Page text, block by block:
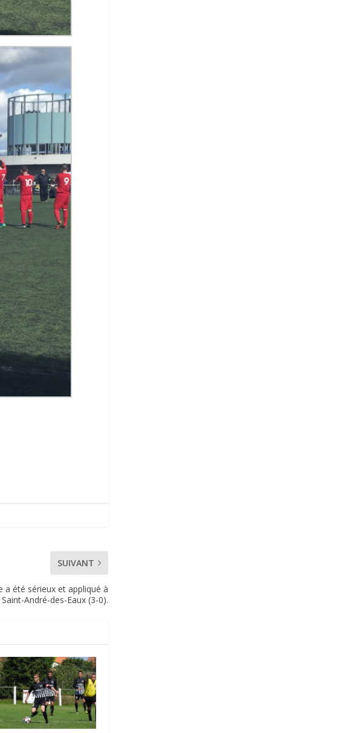
SUIVANT
a été sérieux et appliqué à
Saint-André-des-Eaux (3-0).